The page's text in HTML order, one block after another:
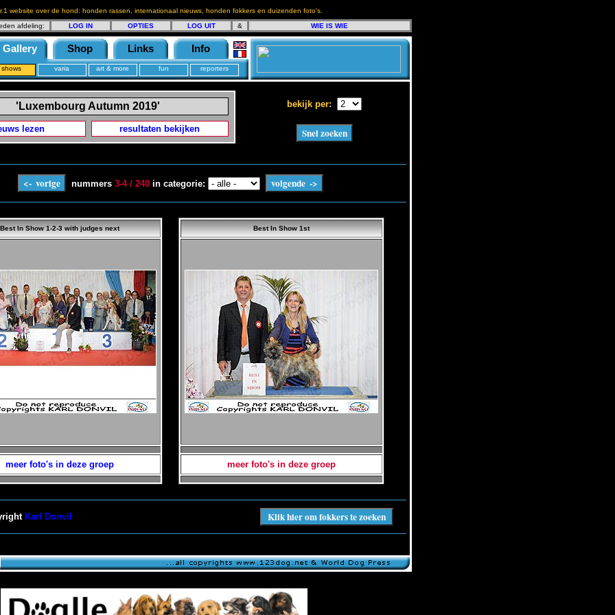
website over de hond: honden rassen, internationaal nieuws, honden fokkers en duizenden foto's.
afdeling:
LOG IN OPTIES LOG UIT & WIE IS WIE
Gallery Shop Links Info
shows varia art & more fun reporters
'Luxembourg Autumn 2019'
lezen resultaten bekijken
bekijk per:
nummers 3-4 / 240 in categorie:
Best In Show 1-2-3 with judges next
meer foto's in deze groep
Best In Show 1st
meer foto's in deze groep
Karl Donvil